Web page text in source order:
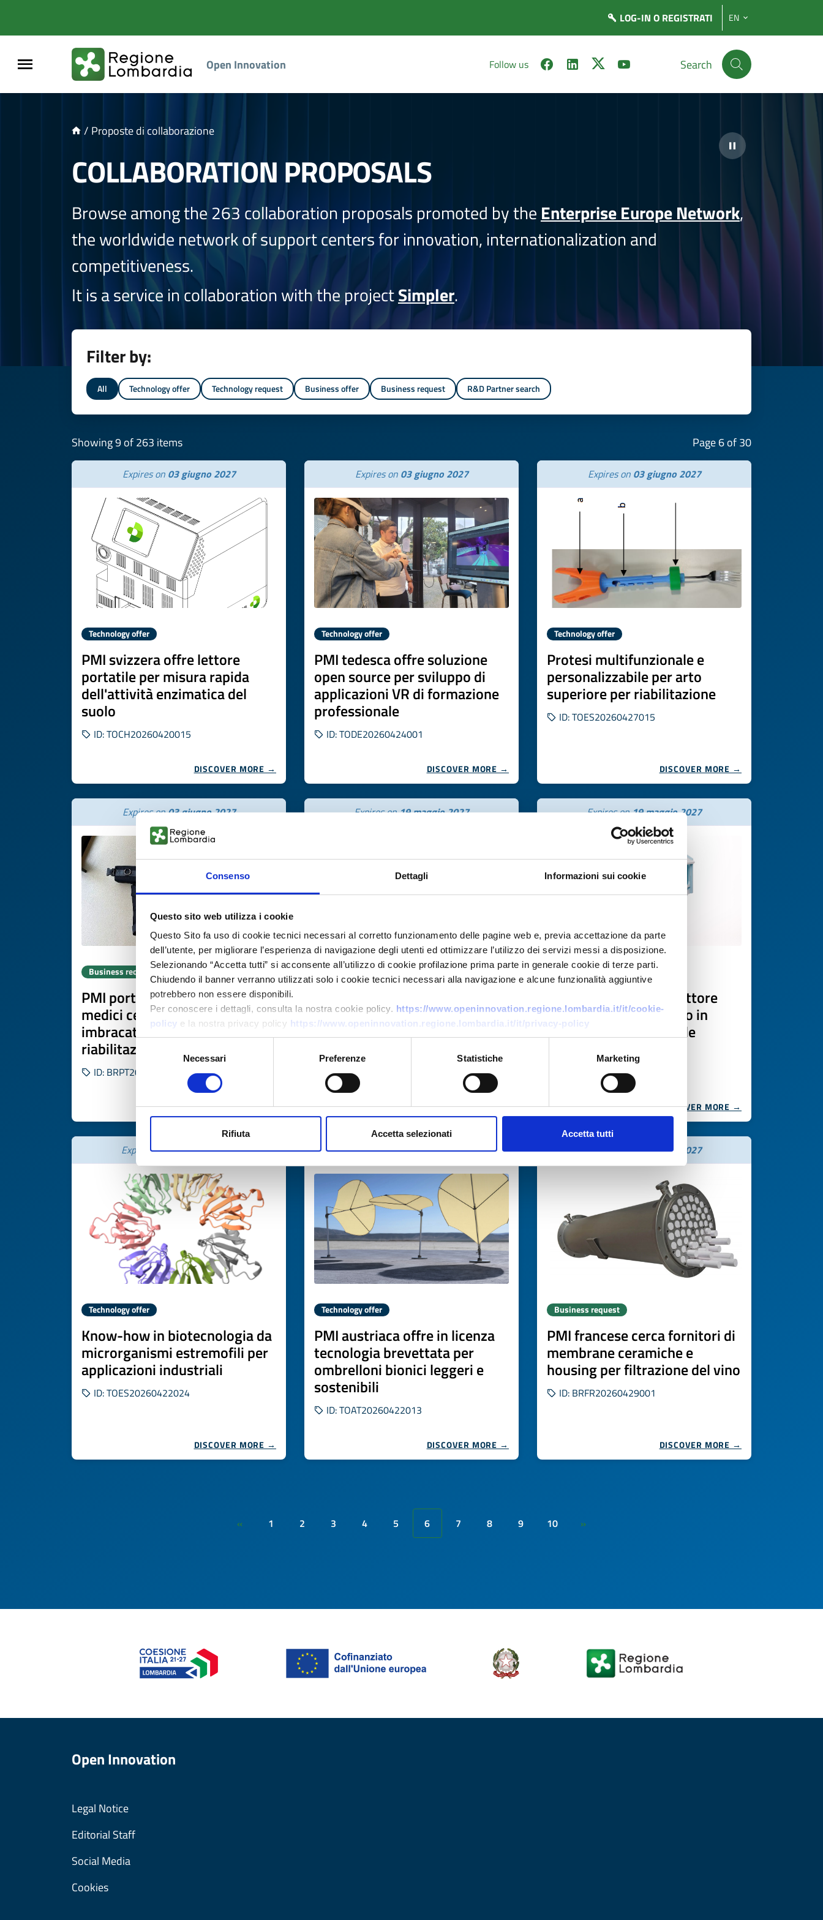
Consenso Dettagli Informazioni sui cookie
Questo sito web utilizza i cookie
Questo Sito fa uso di cookie tecnici necessari al corretto funzionamento delle pagine web e, previa accettazione da parte
dell’utente, per migliorare l’esperienza di navigazione degli utenti ed ottimizzare l’utilizzo dei servizi messi a disposizione.
Selezionando “Accetta tutti” si acconsente all’utilizzo di cookie profilazione prima parte in generale cookie di terze parti.
Chiudendo il banner verranno utilizzati solo i cookie tecnici necessari alla navigazione e alcune funzionalità aggiuntive
potrebbero non essere disponibili.
Per conoscere i dettagli, consulta la nostra cookie policy. https://www.openinnovation.regione.lombardia.it/it/cookie-
policy e la nostra privacy policy https://www.openinnovation.regione.lombardia.it/it/privacy-policy
consenso
Necessari Preferenze Statistiche Marketing
Rifiuta Accetta selezionati Accetta tutti
LOG-IN O REGISTRATI EN
Open Innovation Follow us Search
/ Proposte di collaborazione
COLLABORATION PROPOSALS
Browse among the 263 collaboration proposals promoted by the Enterprise Europe Network,
the worldwide network of support centers for innovation, internationalization and
competitiveness.
It is a service in collaboration with the projectSimpler.
Filter by:
All Technology offer Technology request Business offer Business request R&D Partner search
Showing 9 of 263 items Page 6 of 30
Expires on 03 giugno 2027
Technology offer
PMI svizzera offre lettore
portatile per misura rapida
dell'attività enzimatica del
suolo
ID: TOCH20260420015
DISCOVER MORE →
Expires on 03 giugno 2027
Technology offer
PMI tedesca offre soluzione
open source per sviluppo di
applicazioni VR di formazione
professionale
ID: TODE20260424001
DISCOVER MORE →
Expires on 03 giugno 2027
Technology offer
Protesi multifunzionale e
personalizzabile per arto
superiore per riabilitazione
ID: TOES20260427015
DISCOVER MORE →
Expires on03 giugno 2027
Business request
PMI portoghese di dispositivi
medici cerca produttore di
imbracature ergonomiche per
riabilitazione
ID: BRPT20260416016
DISCOVER MORE →
Expires on19 maggio 2027
Technology offer
Butter: ingrediente cosmetico
da fermentazione sostenibile
ID: TODE20260508015
DISCOVER MORE →
Expires on19 maggio 2027
Business request
PMI belga cerca produttore
europeo di mobili gioco in
legno e case di bambole
ID: BRBE20260429015
DISCOVER MORE →
Expires on19 maggio 2027
Technology offer
Know-how in biotecnologia da
microrganismi estremofili per
applicazioni industriali
ID: TOES20260422024
DISCOVER MORE →
Expires on19 maggio 2027
Technology offer
PMI austriaca offre in licenza
tecnologia brevettata per
ombrelloni bionici leggeri e
sostenibili
ID: TOAT20260422013
DISCOVER MORE →
Expires on19 maggio 2027
Business request
PMI francese cerca fornitori di
membrane ceramiche e
housing per filtrazione del vino
ID: BRFR20260429001
DISCOVER MORE →
« 1 2 3 4 5 6 7 8 9 10 »
Open Innovation
Legal Notice
Editorial Staff
Social Media
Cookies